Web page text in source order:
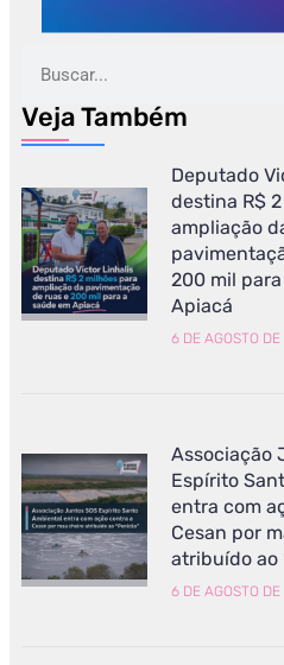
Veja Também
Deputado
destina R$
ampliação
200 mil
Apiacá
6 DE AGOSTO
Associação
Espírito
entra com
Cesan por
atribuído ao
6 DE AGOSTO